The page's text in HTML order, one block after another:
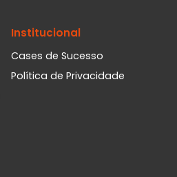
Institucional
Cases de Sucesso
Política de Privacidade